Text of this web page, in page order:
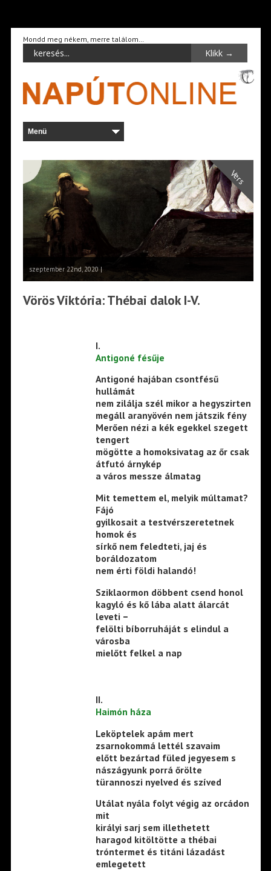
Mondd meg nékem, merre találom…
Vers
szeptember 22nd, 2020 |
Vörös Viktória: Thébai dalok I-V.
I.
Antigoné fésűje
Antigoné hajában csontfésű
hullámát
nem zilálja szél mikor a hegyszirten
megáll aranyövén nem játszik fény
Merően nézi a kék egekkel szegett
tengert
mögötte a homoksivatag az őr csak
átfutó árnykép
a város messze álmatag
Mit temettem el, melyik múltamat?
Fájó
gyilkosait a testvérszeretetnek
homok és
sírkő nem feledteti, jaj és
boráldozatom
nem érti földi halandó!
Sziklaormon döbbent csend honol
kagyló és kő lába alatt álarcát
leveti −
felölti bíborruháját s elindul a
városba
mielőtt felkel a nap
II.
Haimón háza
Leköptelek apám mert
zsarnokommá lettél szavaim
előtt bezártad füled jegyesem s
nászágyunk porrá őrölte
türannoszi nyelved és szíved
Utálat nyála folyt végig az orcádon
mit
királyi sarj sem illethetett
haragod kitöltötte a thébai
tróntermet és titáni lázadást
emlegetett